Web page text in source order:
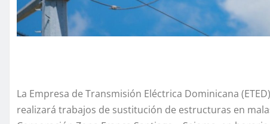
La Empresa de Transmisión Eléctrica Dominicana
realizará trabajos de sustitución de estructuras en